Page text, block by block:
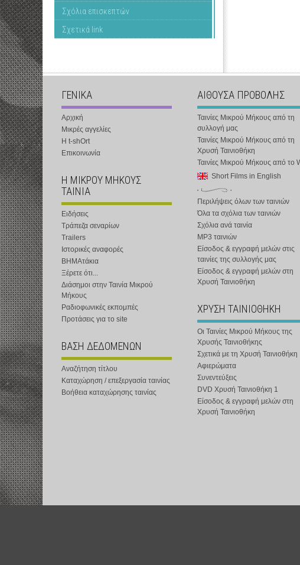
Σχόλια επισκεπτών
Σχετικά link
ΓΕΝΙΚΑ
Αρχική
Μικρές αγγελίες
Η t-shOrt
Επικοινωνία
Η ΜΙΚΡΟΥ ΜΗΚΟΥΣ
ΤΑΙΝΙΑ
Ειδήσεις
Τράπεζα σεναρίων
Trailers
Ιστορικές αναφορές
ΒΗΜΑτάκια
Ξέρετε ότι...
Διάσημοι στην Ταινία Μικρού
Μήκους
Ραδιοφωνικές εκπομπές
Προτάσεις για το site
ΒΑΣΗ ΔΕΔΟΜΕΝΩΝ
Αναζήτηση τίτλου
Καταχώρηση / επεξεργασία ταινίας
Βοήθεια καταχώρησης ταινίας
ΑΙΘΟΥΣΑ ΠΡΟΒΟΛΗΣ
Ταινίες Μικρού Μήκους από τη
συλλογή μας
Ταινίες Μικρού Μήκους από τη
Χρυσή Ταινιοθήκη
Ταινίες Μικρού Μήκους από το
Short Films in English
Περιλήψεις όλων των ταινιών
Όλα τα σχόλια των ταινιών
Σχόλια ανά ταινία
MP3 ταινιών
Είσοδος & εγγραφή μελών στις
ταινίες της συλλογής μας
Είσοδος & εγγραφή μελών στη
Χρυσή Ταινιοθήκη
ΧΡΥΣΗ ΤΑΙΝΙΟΘΗΚΗ
Οι Ταινίες Μικρού Μήκους της
Χρυσής Ταινιοθήκης
Σχετικά με τη Χρυσή Ταινιοθήκη
Αφιερώματα
Συνεντεύξεις
DVD Χρυσή Ταινιοθήκη 1
Είσοδος & εγγραφή μελών στη
Χρυσή Ταινιοθήκη